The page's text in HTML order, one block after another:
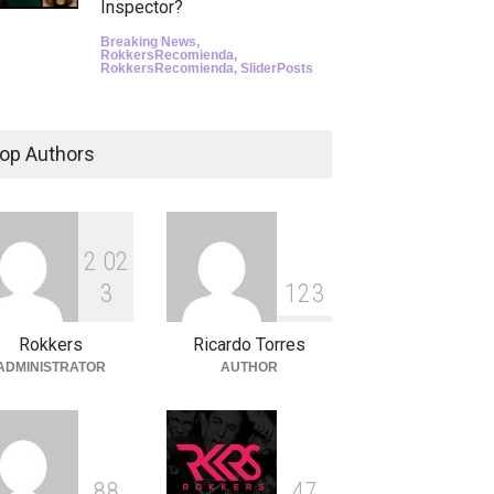
Inspector?
Breaking News,
RokkersRecomienda,
RokkersRecomienda, SliderPosts
Authors
2 02
3
Rokkers
1 23
Ricardo Torres
AUTHOR